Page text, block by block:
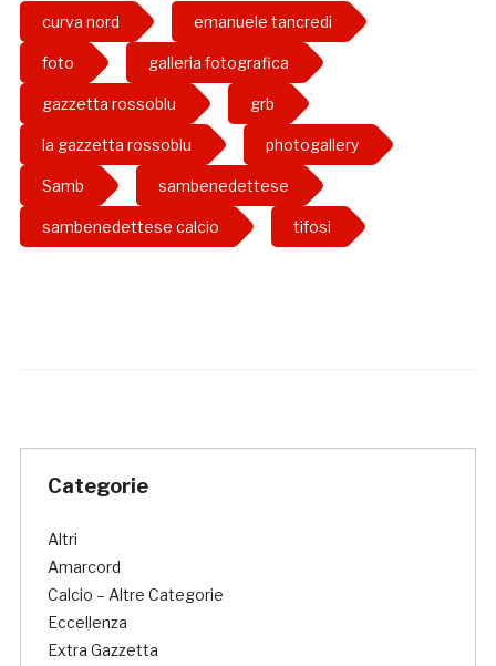
curva nord emanuele tancredi
foto galleria fotografica
gazzetta rossoblu grb
la gazzetta rossoblu photogallery
Samb sambenedettese
sambenedettese calcio tifosi
Categorie
Altri
Amarcord
Calcio – Altre Categorie
Eccellenza
Extra Gazzetta